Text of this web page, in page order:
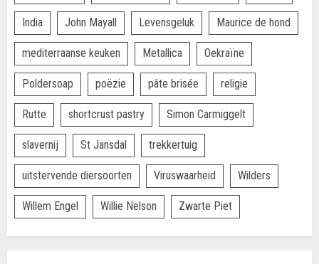
India John Mayall Levensgeluk Maurice de hond
mediterraanse keuken Metallica Oekraïne
Poldersoap poëzie pâte brisée religie
Rutte shortcrust pastry Simon Carmiggelt
slavernij St Jansdal trekkertuig
uitstervende diersoorten Viruswaarheid Wilders
Willem Engel Willie Nelson Zwarte Piet